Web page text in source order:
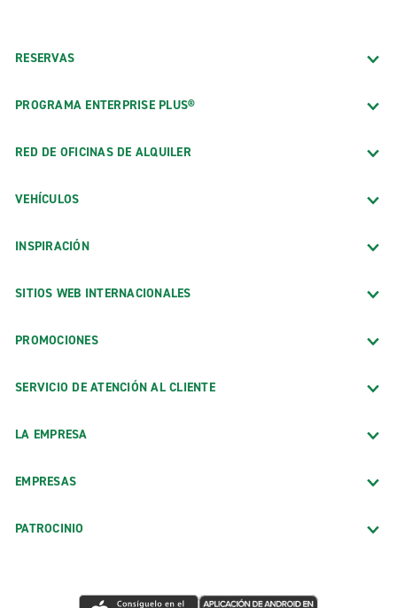
RESERVAS
PROGRAMA ENTERPRISE PLUS®
RED DE OFICINAS DE ALQUILER
VEHÍCULOS
INSPIRACIÓN
SITIOS WEB INTERNACIONALES
PROMOCIONES
SERVICIO DE ATENCIÓN AL CLIENTE
LA EMPRESA
EMPRESAS
PATROCINIO